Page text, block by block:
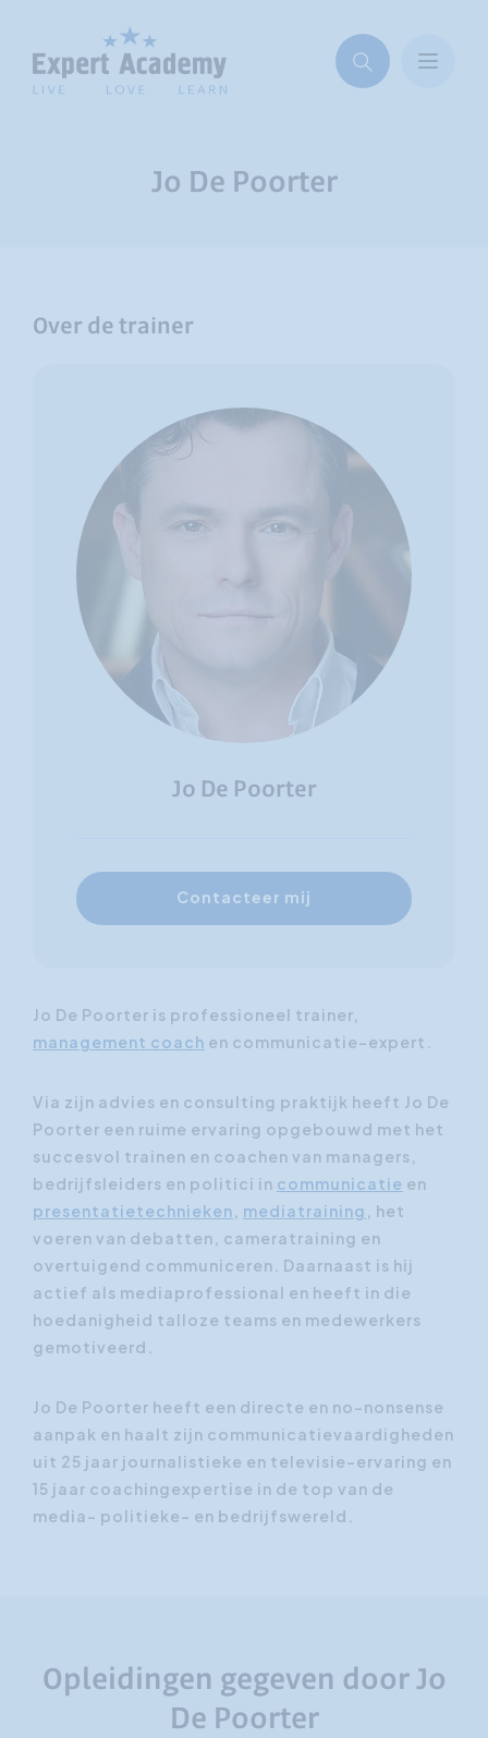
Jo De Poorter
Over de trainer
Jo De Poorter
Contacteer mij
Jo De Poorter is professioneel trainer,
management coach en communicatie-expert.
Via zijn advies en consulting praktijk heeft Jo De
Poorter een ruime ervaring opgebouwd met het
succesvol trainen en coachen van managers,
bedrijfsleiders en politici in communicatie en
presentatietechnieken
mediatraining
, het
voeren van debatten, cameratraining en
overtuigend communiceren. Daarnaast is hij
actief als mediaprofessional en heeft in die
hoedanigheid talloze teams en medewerkers
gemotiveerd.
Jo De Poorter heeft een directe en no-nonsense
aanpak en haalt zijn communicatievaardigheden
uit 25 jaar journalistieke en televisie-ervaring en
15 jaar coachingexpertise in de top van de
media- politieke- en bedrijfswereld.
Opleidingen gegeven door Jo
De Poorter